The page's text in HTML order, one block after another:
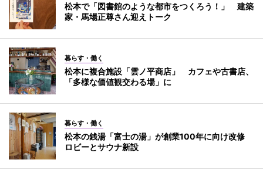
松本で「図書館のような都市をつくろう！」 建築
家・馬場正尊さん迎えトーク
暮らす・働く
松本に複合施設「雲ノ平商店」 カフェや古書店、
「多様な価値観交わる場」に
暮らす・働く
松本の銭湯「富士の湯」が創業100年に向け改修
ロビーとサウナ新設